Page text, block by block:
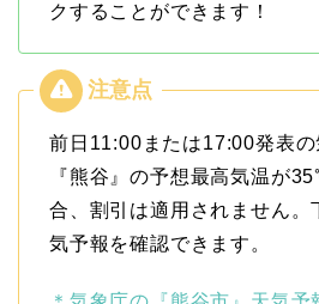
クすることができます！
前日11:00または17:00発表の
『熊谷』の予想最高気温が
合、割引は適用されません。
気予報を確認できます。